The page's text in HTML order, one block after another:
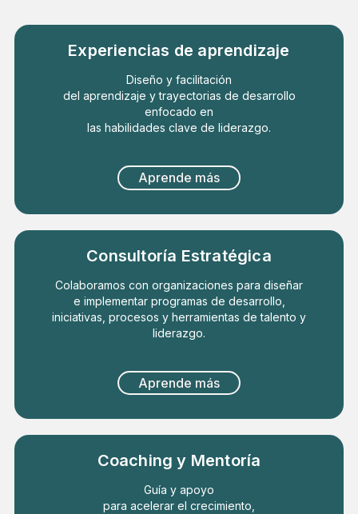
Experiencias de aprendizaje
Diseño y facilitación
del aprendizaje y trayectorias de desarrollo
enfocado en
las habilidades clave de liderazgo.
Aprende más
Consultoría Estratégica
Colaboramos con organizaciones para diseñar
e implementar programas de desarrollo,
iniciativas, procesos y herramientas de talento y
liderazgo.
Aprende más
Coaching y Mentoría
Guía y apoyo
para acelerar el crecimiento,